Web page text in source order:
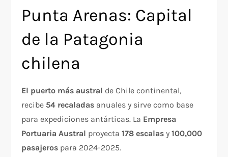
Punta Arenas: Capital
de la Patagonia
chilena
El puerto más austral de Chile continental,
recibe 54 recaladas anuales y sirve como base
para expediciones antárticas. La Empresa
Portuaria Austral proyecta178 escalas y100,000
pasajeros para 2024-2025.